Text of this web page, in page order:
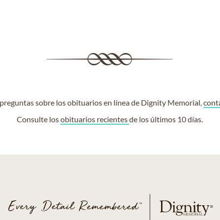
sobre los obituarios en línea de Dignity Memorial,
Consulte losobituarios recientesde los últimos 10 días.